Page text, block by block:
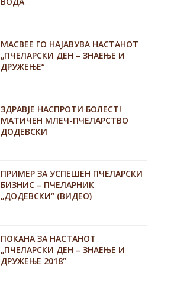
MACBEE ГО НАЈАВУВА НАСТАНОТ
„ПЧЕЛАРСКИ ДЕН – ЗНАЕЊЕ И
ДРУЖЕЊЕ“
ЗДРАВЈЕ НАСПРОТИ БОЛЕСТ!
МАТИЧЕН МЛЕЧ-ПЧЕЛАРСТВО
ДОДЕВСКИ
ПРИМЕР ЗА УСПЕШЕН ПЧЕЛАРСКИ
БИЗНИС – ПЧЕЛАРНИК
„ДОДЕВСКИ“ (ВИДЕО)
ПОКАНА ЗА НАСТАНОТ
„ПЧЕЛАРСКИ ДЕН – ЗНАЕЊЕ И
ДРУЖЕЊЕ 2018“